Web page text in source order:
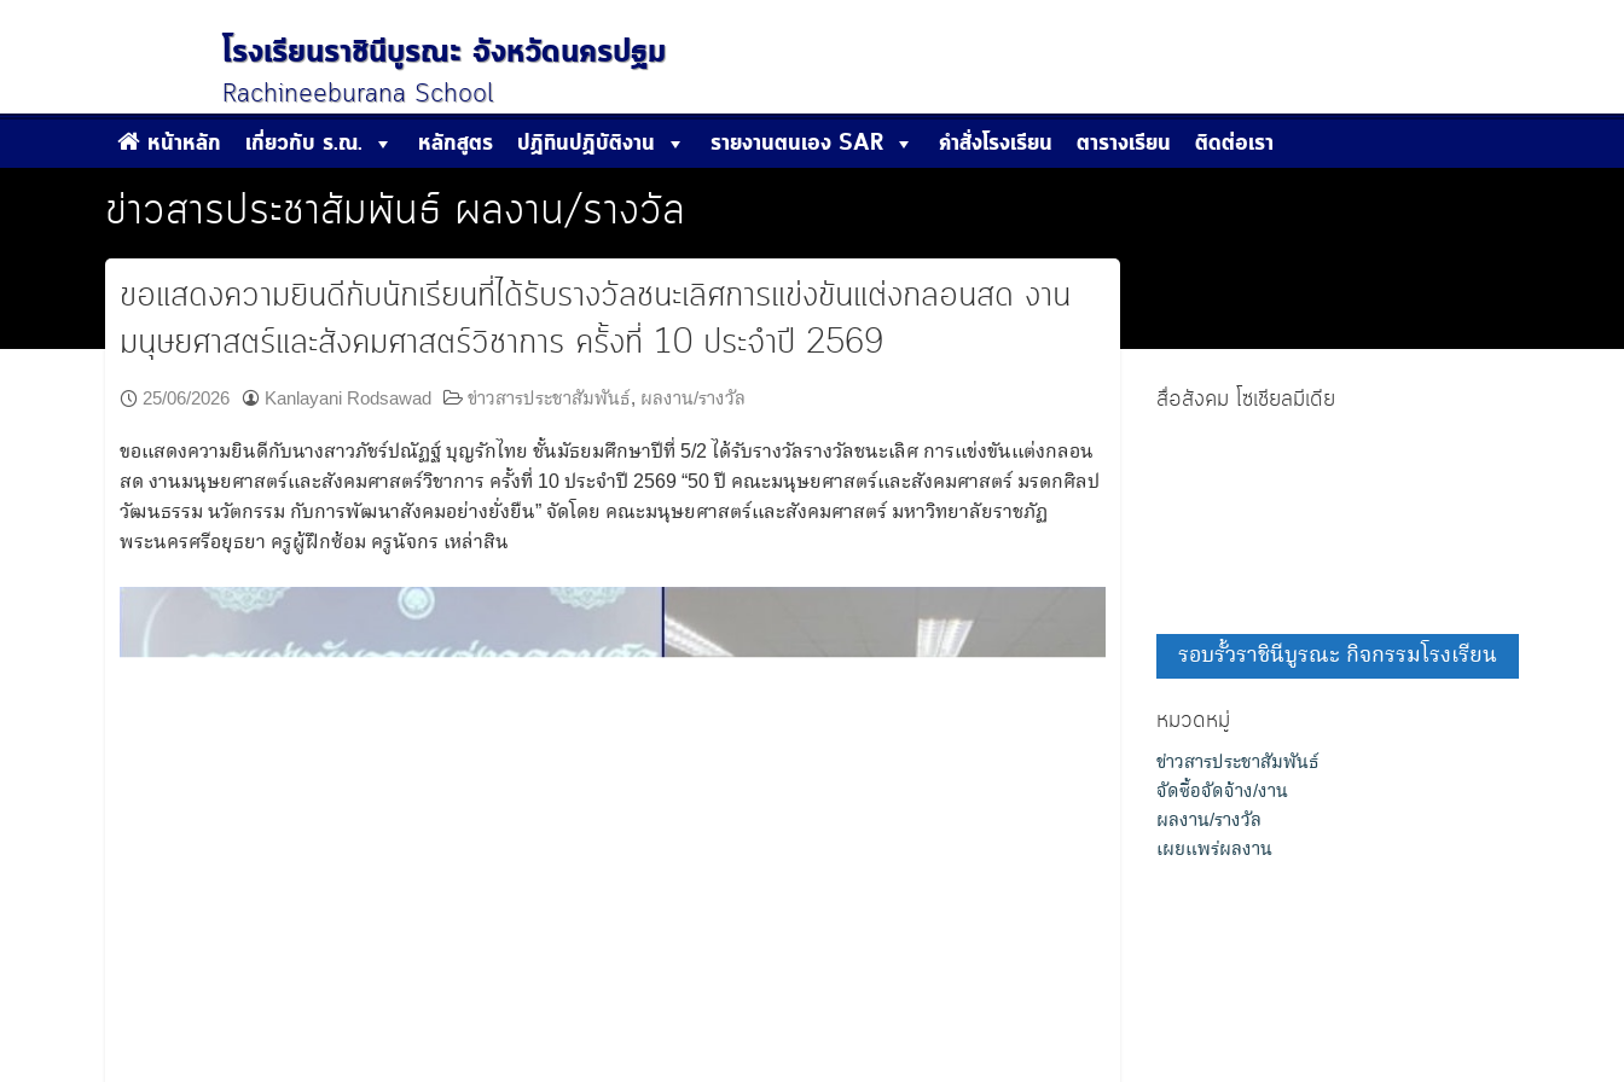
โรงเรียนราชินีบูรณะ จังหวัดนครปฐม
Rachineeburana School
หน้าหลัก
เกี่ยวกับ ร.ณ. หลักสูตร ปฏิทินปฏิบัติงาน รายงานตนเอง SAR คำสั่งโรงเรียน ตารางเรียน ติดต่อเรา
ข่าวสารประชาสัมพันธ์ ผลงาน/รางวัล
ขอแสดงความยินดีกับนักเรียนที่ได้รับรางวัลชนะเลิศการแข่งขันแต่งกลอนสด งาน
มนุษยศาสตร์และสังคมศาสตร์วิชาการ ครั้งที่ 10 ประจําปี 2569
25/06/2026 Kanlayani Rodsawad ข่าวสารประชาสัมพันธ์, ผลงาน/รางวัล
ขอแสดงความยินดีกับนางสาวภัชร์ปณัฏฐ์ บุญรักไทย ชั้นมัธยมศึกษาปีที่ 5/2 ได้รับรางวัลรางวัลชนะเลิศ การแข่งขันแต่งกลอน
สด งานมนุษยศาสตร์และสังคมศาสตร์วิชาการ ครั้งที่ 10 ประจําปี 2569 “50 ปี คณะมนุษยศาสตร์และสังคมศาสตร์ มรดกศิลป
วัฒนธรรม นวัตกรรม กับการพัฒนาสังคมอย่างยั่งยืน” จัดโดย คณะมนุษยศาสตร์และสังคมศาสตร์ มหาวิทยาลัยราชภัฏ
พระนครศรีอยุธยา ครูผู้ฝึกซ้อม ครูนัจกร เหล่าสิน
สื่อสังคม โซเชียลมีเดีย
รอบรั้วราชินีบูรณะ กิจกรรมโรงเรียน
หมวดหมู่
ข่าวสารประชาสัมพันธ์
จัดซื้อจัดจ้าง/งาน
ผลงาน/รางวัล
เผยแพร่ผลงาน